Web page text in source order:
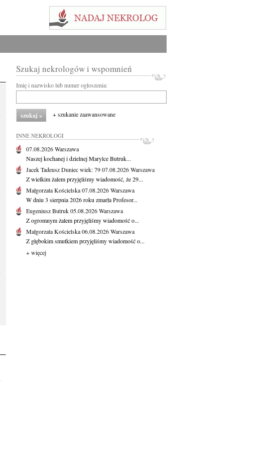
Szukaj nekrologów i wspomnień
Imię i nazwisko lub numer ogłoszenia:
+ szukanie zaawansowane
INNE NEKROLOGI
07.08.2026Warszawa
Naszej kochanej i dzielnej Marylce Butruk...
Jacek Tadeusz Duniecwiek: 7907.08.2026Warszawa
Z wielkim żalem przyjęliśmy wiadomość, że 29...
Małgorzata Kościelska07.08.2026Warszawa
W dniu 3 sierpnia 2026 roku zmarła Profesor...
Eugeniusz Butruk05.08.2026Warszawa
Z ogromnym żalem przyjęliśmy wiadomość o...
Małgorzata Kościelska06.08.2026Warszawa
Z głębokim smutkiem przyjęliśmy wiadomość o...
+ więcej